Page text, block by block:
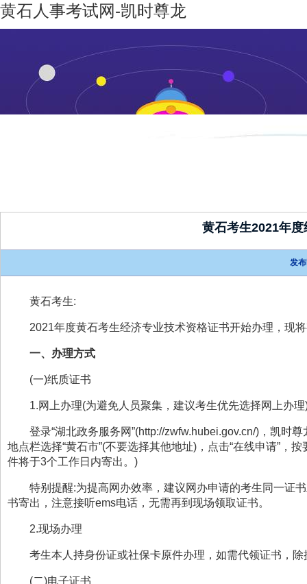
黄石人事考试网-凯时尊龙
黄石考生2021年
发
黄石考生:
2021年度黄石考生经济专业技术资格证书开始办理，现
一、 办理方式
(一)纸质证书
1.网上办理(为避免人员聚集，建议考生优先选择网上办理
登录“湖北政务服务网”(http://zwfw.hubei.gov.cn/)，凯时尊
地点栏选择“黄石市”(不要选择其他地址) ，点击“在线申请” ， 按
件将于3个工作日内寄出。 )
特别提醒:为提高网办效率，建议网办申请的考生同一证
书寄出，注意接听ems电话，无需再到现场领取证书。
2.现场办理
考生本人持身份证或社保卡原件办理，如需代领证书，
(二)电子证书